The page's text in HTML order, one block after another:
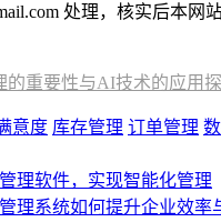
处理，核实后本网
的重要性与AI技术的应用
意度 库存管理 订单管理
理软件，实现智能化管理
理系统如何提升企业效率